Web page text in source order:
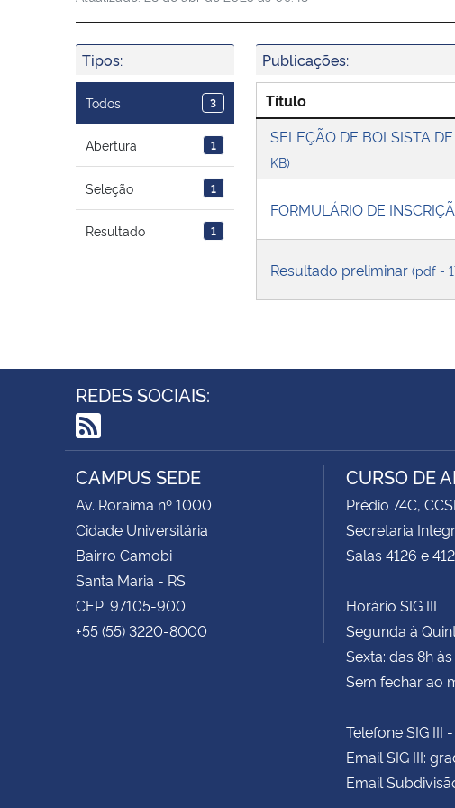
Tipos:
Todos 3
Abertura 1
Seleção 1
Resultado 1
Publicações:
Título
SELEÇÃO DE BOLSISTA
KB)
FORMULÁRIO DE
Resultado preliminar (pdf -
REDES SOCIAIS:
RSS
CAMPUS SEDE
Av. Roraima nº 1000
Cidade Universitária
Bairro Camobi
Santa Maria - RS
CEP: 97105-900
+55 (55) 3220-8000
CURSO DE
Prédio 74C,
Secretaria
Salas 4126 e
Horário SIG III
Segunda à
Sexta: das 8h às
Sem fechar ao
Telefone SIG III
Email SIG III:
Email